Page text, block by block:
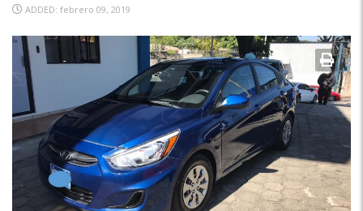
ADDED: febrero 09, 2019